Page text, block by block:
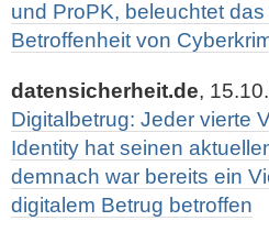
und ProPK, beleuchtet
Betroffenheit von
datensicherheit.de,
Digitalbetrug: Jeder vierte
Identity hat seinen
demnach war bereits ein
digitalem Betrug betroffen